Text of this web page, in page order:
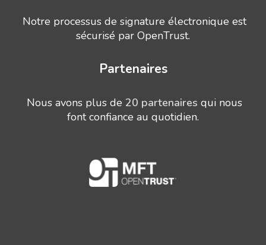
Notre processus de signature électronique est
sécurisé par OpenTrust.
Partenaires
Nous avons plus de 20 partenaires qui nous
font confiance au quotidien.